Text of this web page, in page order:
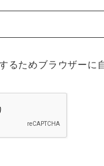
るためブラウザーに